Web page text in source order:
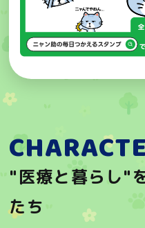
"医療と暮らし"
たち